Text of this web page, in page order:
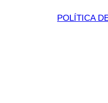
POLÍTICA